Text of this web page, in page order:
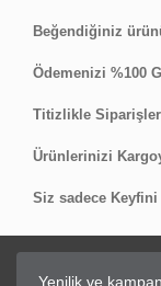
Beğendiğiniz
Ödemenizi %100
Titizlikle
Ürünlerinizi
Siz sadece